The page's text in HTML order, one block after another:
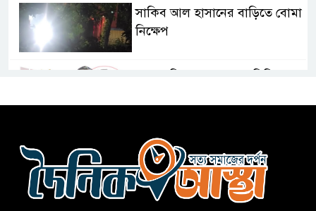
সাকিব আল হাসানের বাড়িতে বোমা
নিক্ষেপ
বিএনপির সক্রিয় অংশগ্রহণই জুলাই
গণঅভ্যুত্থানকে ত্বরান্বিত করেছিল
প্রধানমন্ত্রীর সম্ভাব্য সফর ঘিরে